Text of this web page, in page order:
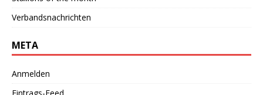
Verbandsnachrichten
META
Anmelden
Eintrags-Feed